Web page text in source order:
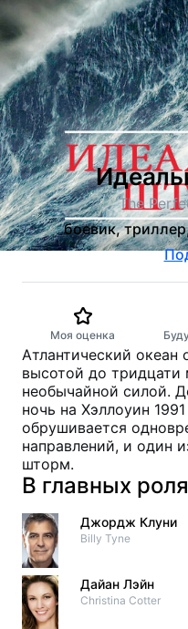
The
боевик,
Моя оценка
Атлантический
высотой до тридцати
необычайной силой.
ночь на Хэллоуин
обрушивается
направлений, и один
шторм.
В главных
Джордж Клуни
Billy Tyne
Дайан Лэйн
Christina Cotter